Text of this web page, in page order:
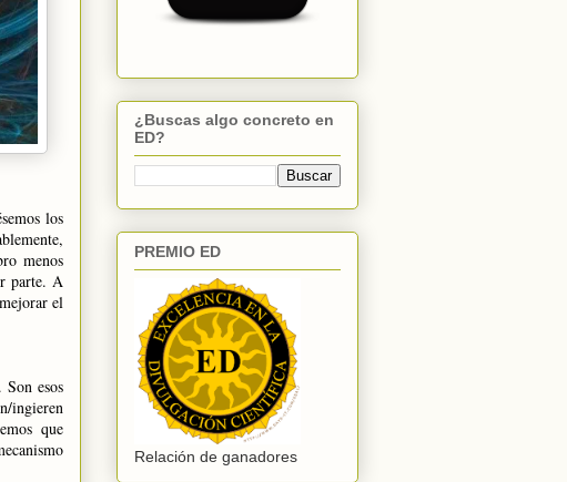
los
menos
parte. A
el
esos
ingieren
que
¿Buscas algo concreto en
ED?
PREMIO ED
Relación de ganadores